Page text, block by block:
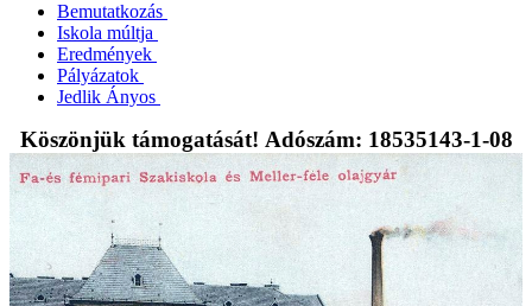
Bemutatkozás
Iskola múltja
Eredmények
Pályázatok
Jedlik Ányos
Köszönjük támogatását! Adószám: 18535143-1-08